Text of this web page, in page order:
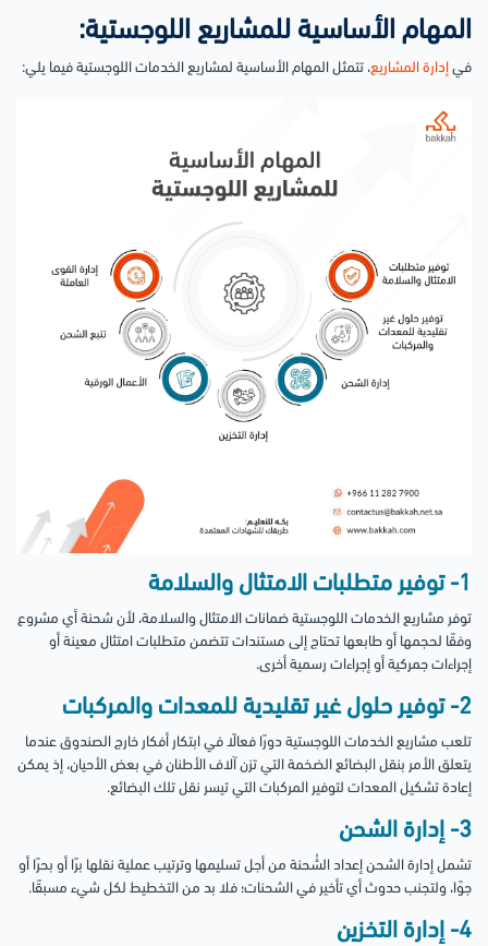
المهام الأساسية للمشاريع اللوجستية:
في إدارة المشاريع، تتمثل المهام الأساسية لمشاريع الخدمات اللوجستية فيما يلي:
1- توفير متطلبات الامتثال والسلامة
توفر مشاريع الخدمات اللوجستية ضمانات الامتثال والسلامة، لأن شحنة أي مشروع
وفقًا لحجمها أو طابعها تحتاج إلى مستندات تتضمن متطلبات امتثال معينة أو
إجراءات جمركية أو إجراءات رسمية أخرى.
2- توفير حلول غير تقليدية للمعدات والمركبات
تلعب مشاريع الخدمات اللوجستية دورًا فعالًا في ابتكار أفكار خارج الصندوق عندما
يتعلق الأمر بنقل البضائع الضخمة التي تزن آلاف الأطنان في بعض الأحيان، إذ يمكن
إعادة تشكيل المعدات لتوفير المركبات التي تيسر نقل تلك البضائع.
3- إدارة الشحن
تشمل إدارة الشحن إعداد الشُحنة من أجل تسليمها وترتيب عملية نقلها برًا أو بحرًا أو
جوًا، ولتجنب حدوث أي تأخير في الشحنات؛ فلا بد من التخطيط لكل شيء مسبقًا.
4- إدارة التخزين